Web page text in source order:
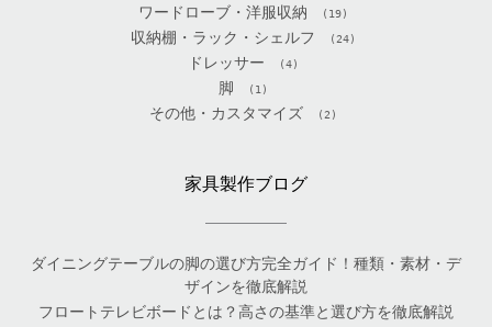
ワードローブ・洋服収納 (19)
収納棚・ラック・シェルフ (24)
ドレッサー (4)
脚 (1)
その他・カスタマイズ (2)
家具製作ブログ
ダイニングテーブルの脚の選び方完全ガイド！種類・素材・デ
ザインを徹底解説
フロートテレビボードとは？高さの基準と選び方を徹底解説